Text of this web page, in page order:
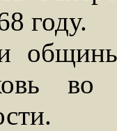
году.